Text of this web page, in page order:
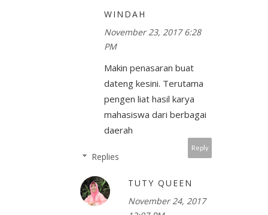
WINDAH
November 23, 2017 6:28
PM
Makin penasaran buat
dateng kesini. Terutama
pengen liat hasil karya
mahasiswa dari berbagai
daerah
Reply
Replies
TUTY QUEEN
November 24, 2017